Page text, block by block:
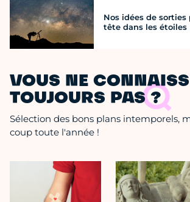
Nos idées de sorties
tête dans les étoiles
VOUS NE
TOUJOURS PAS ?
Sélection des bons plans intemporels,
coup toute l'année !